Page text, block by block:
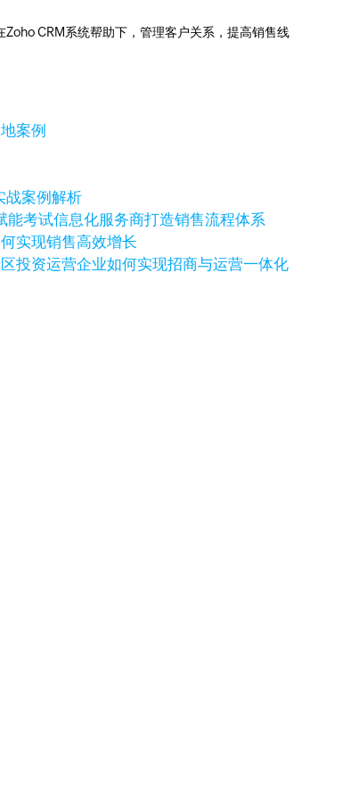
CRM系统帮助下，管理客户关系，提高销售线
案例
战案例解析
能考试信息化服务商打造销售流程体系
实现销售高效增长
投资运营企业如何实现招商与运营一体化